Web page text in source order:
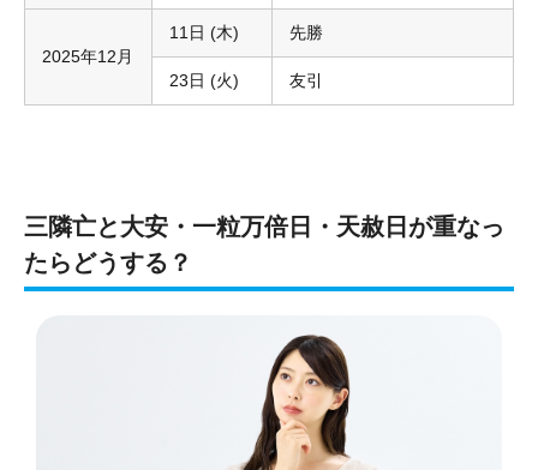
2025年12月
11日 (木) 先勝
23日 (火) 友引
三隣亡と大安・一粒万倍日・天赦日が重なっ
たらどうする？